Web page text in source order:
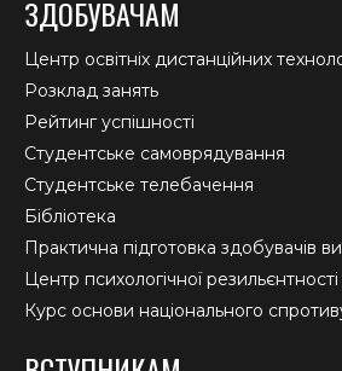
ЗДОБУВАЧАМ
Центр освітніх дистанційних
Розклад занять
Рейтинг успішності
Студентське самоврядування
Студентське телебачення
Бібліотека
Практична підготовка здобувачів
Центр психологічної
Курс основи національного